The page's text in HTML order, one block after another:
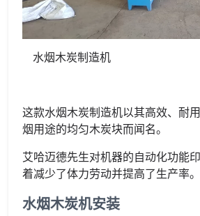
水烟木炭制造机
这款水烟木炭制造机以其高效、耐
烟用途的均匀木炭块而闻名。
艾哈迈德先生对机器的自动化功能
着减少了体力劳动并提高了生产率。
水烟木炭机安装